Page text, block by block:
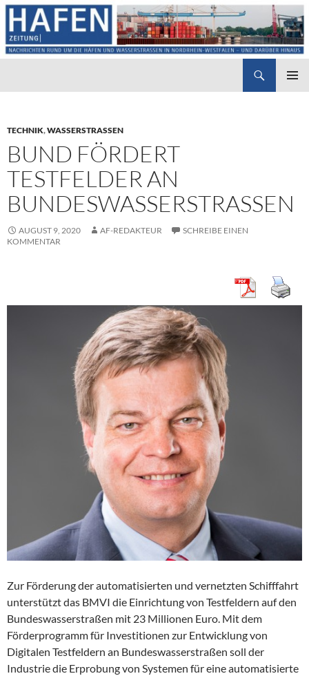
TECHNIK,WASSERSTRASSEN
BUND FÖRDERT
TESTFELDER AN
BUNDESWASSERSTRASSEN
AUGUST 9, 2020 AF-REDAKTEUR
SCHREIBE EINEN
KOMMENTAR
Zur Förderung der automatisierten und vernetzten Schifffahrt
unterstützt das BMVI die Einrichtung von Testfeldern auf den
Bundeswasserstraßen mit 23 Millionen Euro. Mit dem
Förderprogramm für Investitionen zur Entwicklung von
Digitalen Testfeldern an Bundeswasserstraßen soll der
Industrie die Erprobung von Systemen für eine automatisierte